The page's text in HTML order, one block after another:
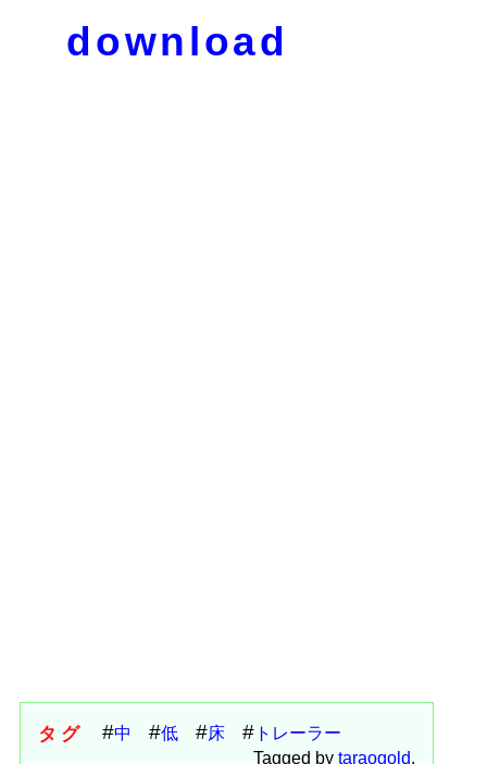
download
タグ 中 低 床
トレーラー
Tagged by taraogold.